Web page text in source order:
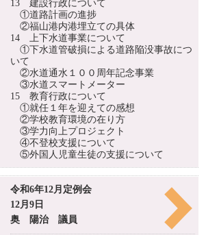
13 建設行政について
①道路計画の進捗
②福山港内港埋立ての具体
14 上下水道事業について
①下水道管破損による道路陥没事故につ
いて
②水道通水１００周年記念事業
③水道スマートメーター
15 教育行政について
①就任１年を迎えての感想
②学校教育環境の在り方
③学力向上プロジェクト
④不登校支援について
⑤外国人児童生徒の支援について
令和6年12月定例会
12月9日
奥 陽治 議員